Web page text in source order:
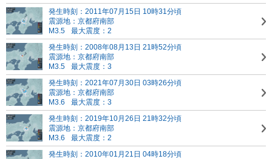
発生時刻：2011年07月15日 10時31分頃
震源地：京都府南部
M3.5
最大震度：2
発生時刻：2008年08月13日 21時52分頃
震源地：京都府南部
M3.5
最大震度：3
発生時刻：2021年07月30日 03時26分頃
震源地：京都府南部
M3.6
最大震度：3
発生時刻：2019年10月26日 21時32分頃
震源地：京都府南部
M3.6
最大震度：2
発生時刻：2010年01月21日 04時18分頃